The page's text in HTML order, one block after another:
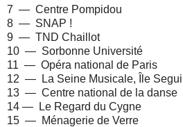
7 — Centre Pompidou
8 — SNAP !
9 — TND Chaillot
10 — Sorbonne Université
11 — Opéra national de Paris
12 — La Seine Musicale, Île
13 — Centre national de la danse
14 — Le Regard du Cygne
15 — Ménagerie de Verre